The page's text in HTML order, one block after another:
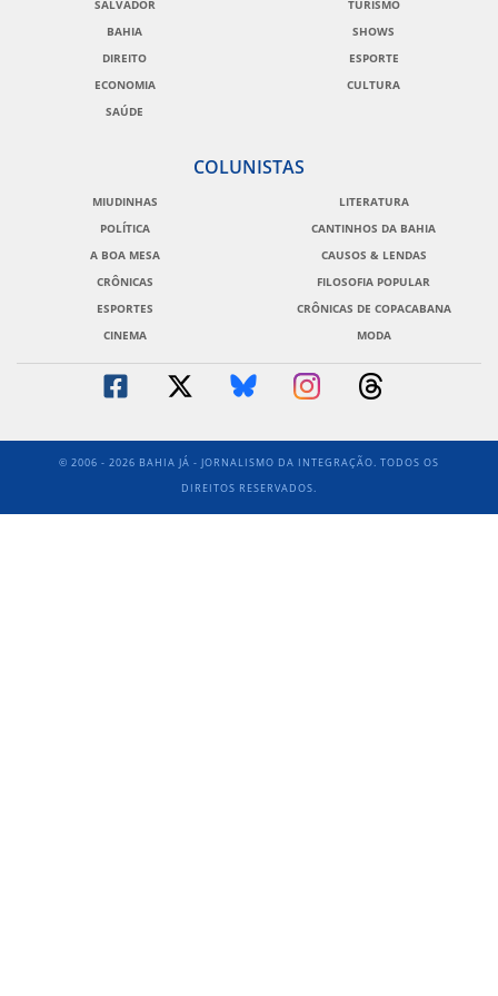
SALVADOR
BAHIA
DIREITO
ECONOMIA
SAÚDE
TURISMO
SHOWS
ESPORTE
CULTURA
COLUNISTAS
MIUDINHAS
POLÍTICA
A BOA MESA
CRÔNICAS
ESPORTES
CINEMA
LITERATURA
CANTINHOS DA BAHIA
CAUSOS & LENDAS
FILOSOFIA POPULAR
CRÔNICAS DE COPACABANA
MODA
© 2006 - 2026 BAHIA JÁ - JORNALISMO DA INTEGRAÇÃO. TODOS OS
DIREITOS RESERVADOS.